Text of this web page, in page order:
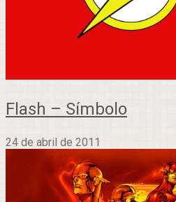
Flash – Símbolo
24 de abril de 2011